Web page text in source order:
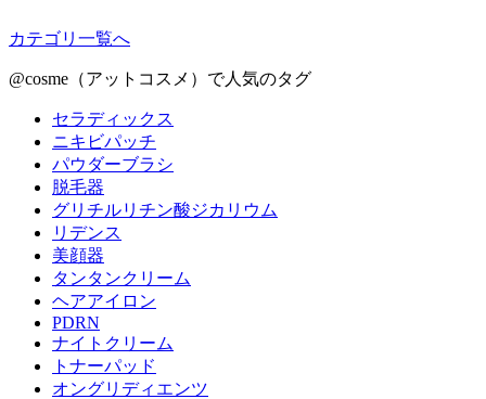
カテゴリ一覧へ
@cosme（アットコスメ）で人気のタグ
セラディックス
ニキビパッチ
パウダーブラシ
脱毛器
グリチルリチン酸ジカリウム
リデンス
美顔器
タンタンクリーム
ヘアアイロン
PDRN
ナイトクリーム
トナーパッド
オングリディエンツ